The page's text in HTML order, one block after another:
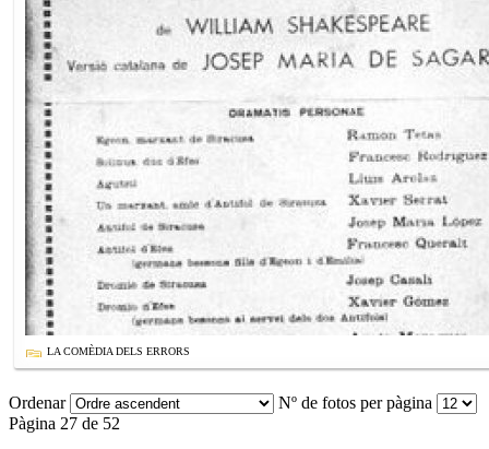
LA COMÈDIA DELS ERRORS
Ordenar
Nº de fotos per pàgina
Pàgina 27 de 52